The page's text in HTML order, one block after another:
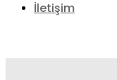
İletişim